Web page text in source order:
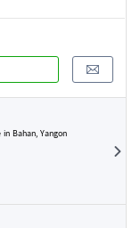
Bahan, Yangon